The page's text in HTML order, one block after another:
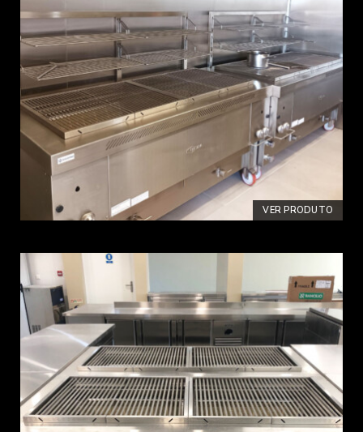
VER PRODUTO